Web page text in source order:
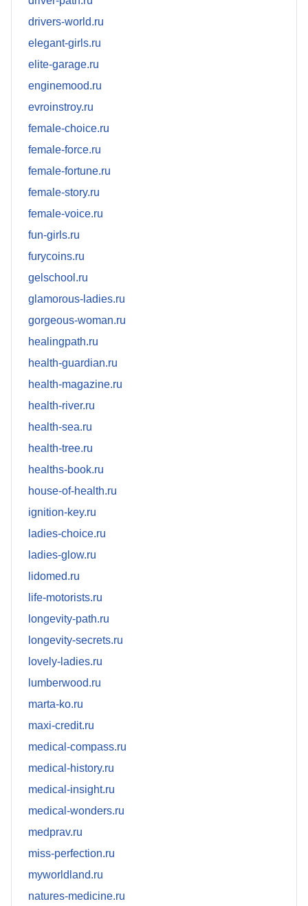
drivers-world.ru
elegant-girls.ru
elite-garage.ru
enginemood.ru
evroinstroy.ru
female-choice.ru
female-force.ru
female-fortune.ru
female-story.ru
female-voice.ru
fun-girls.ru
furycoins.ru
gelschool.ru
glamorous-ladies.ru
gorgeous-woman.ru
healingpath.ru
health-guardian.ru
health-magazine.ru
health-river.ru
health-sea.ru
health-tree.ru
healths-book.ru
house-of-health.ru
ignition-key.ru
ladies-choice.ru
ladies-glow.ru
lidomed.ru
life-motorists.ru
longevity-path.ru
longevity-secrets.ru
lovely-ladies.ru
lumberwood.ru
marta-ko.ru
maxi-credit.ru
medical-compass.ru
medical-history.ru
medical-insight.ru
medical-wonders.ru
medprav.ru
miss-perfection.ru
myworldland.ru
natures-medicine.ru